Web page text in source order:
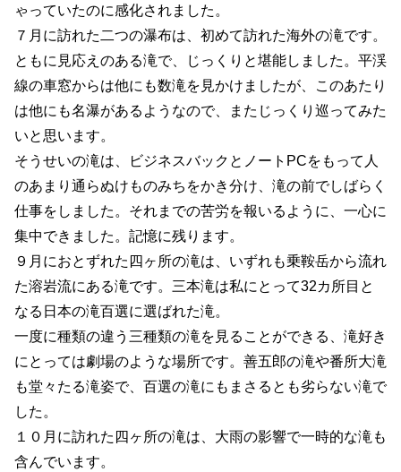
ゃっていたのに感化されました。
７月に訪れた二つの瀑布は、初めて訪れた海外の滝です。
ともに見応えのある滝で、じっくりと堪能しました。平渓
線の車窓からは他にも数滝を見かけましたが、このあたり
は他にも名瀑があるようなので、またじっくり巡ってみた
いと思います。
そうせいの滝は、ビジネスバックとノートPCをもって人
のあまり通らぬけものみちをかき分け、滝の前でしばらく
仕事をしました。それまでの苦労を報いるように、一心に
集中できました。記憶に残ります。
９月におとずれた四ヶ所の滝は、いずれも乗鞍岳から流れ
た溶岩流にある滝です。三本滝は私にとって32カ所目と
なる日本の滝百選に選ばれた滝。
一度に種類の違う三種類の滝を見ることができる、滝好き
にとっては劇場のような場所です。善五郎の滝や番所大滝
も堂々たる滝姿で、百選の滝にもまさるとも劣らない滝で
した。
１０月に訪れた四ヶ所の滝は、大雨の影響で一時的な滝も
含んでいます。